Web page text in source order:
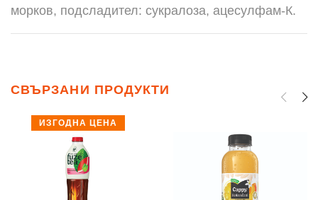
морков, подсладител: сукралоза, ацесулфам-К.
СВЪРЗАНИ ПРОДУКТИ
ИЗГОДНА ЦЕНА